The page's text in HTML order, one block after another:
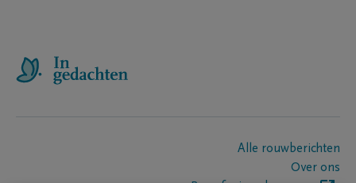
Alle rouwberichten
Over ons